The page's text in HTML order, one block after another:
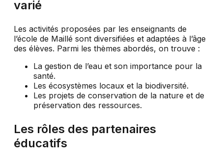
varié
Les activités proposées par les enseignants de
l’école de Maillé sont diversifiées et adaptées à l’âge
des élèves. Parmi les thèmes abordés, on trouve :
La gestion de l’eau et son importance pour la
santé.
Les écosystèmes locaux et la biodiversité.
Les projets de conservation de la nature et de
préservation des ressources.
Les rôles des partenaires
éducatifs